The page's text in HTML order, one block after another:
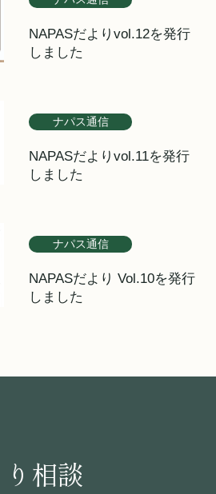
NAPASだよりvol.12を発行
しました
ナパス通信
NAPASだよりvol.11を発行
しました
ナパス通信
NAPASだより Vol.10を発行
しました
相談